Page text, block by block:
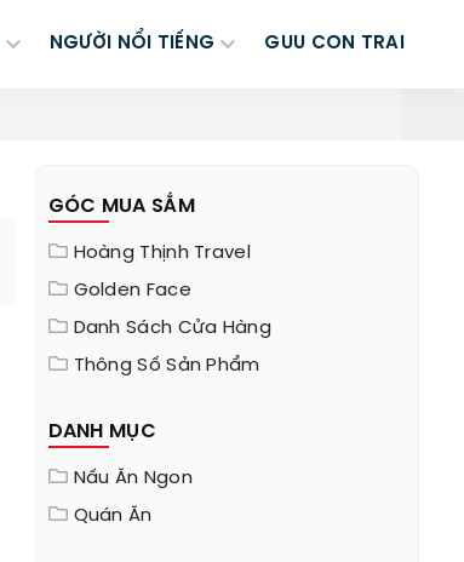
NGƯỜI NỔI TIẾNG GUU CON TRAI
GÓC MUA SẮM
Hoàng Thịnh Travel
Golden Face
Danh Sách Cửa Hàng
Thông Số Sản Phẩm
DANH MỤC
Nấu Ăn Ngon
Quán Ăn